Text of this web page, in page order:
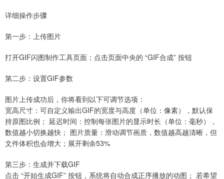
详细操作步骤
第一步：上传图片
打开GIF闪图制作工具页面；点击页面中央的 “GIF合成” 按钮
第二步：设置GIF参数
图片上传成功后，你将看到以下可调节选项：
宽高尺寸：可自定义输出GIF的宽度与高度（单位：像素），默认保
持原图比例； 延迟时间：控制每张图片的显示时长（单位：毫秒），
数值越小切换越快； 图片质量：滑动调节画质，数值越高越清晰，但
文件体积也会增大；展开剩余53%
第三步：生成并下载GIF
点击 “开始生成GIF” 按钮，系统将自动合成正序播放的动图； 若希望